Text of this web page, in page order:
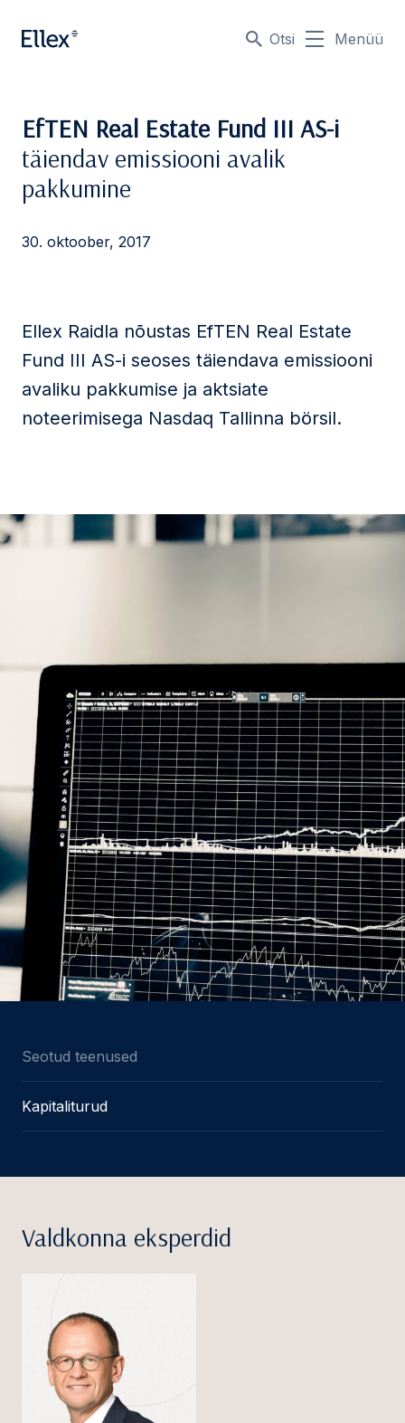
Otsi Menüü
EfTEN Real Estate Fund III AS-i
täiendav emissiooni avalik
pakkumine
30. oktoober, 2017
Ellex Raidla nõustas EfTEN Real Estate
Fund III AS-i seoses täiendava emissiooni
avaliku pakkumise ja aktsiate
noteerimisega Nasdaq Tallinna börsil.
Seotud teenused
Kapitaliturud
Valdkonna eksperdid